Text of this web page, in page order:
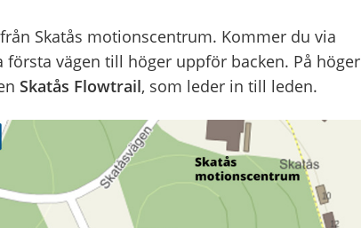
Skatås motionscentrum. Kommer du via
första vägen till höger uppför backen. På höger
Skatås Flowtrail, som leder in till leden.